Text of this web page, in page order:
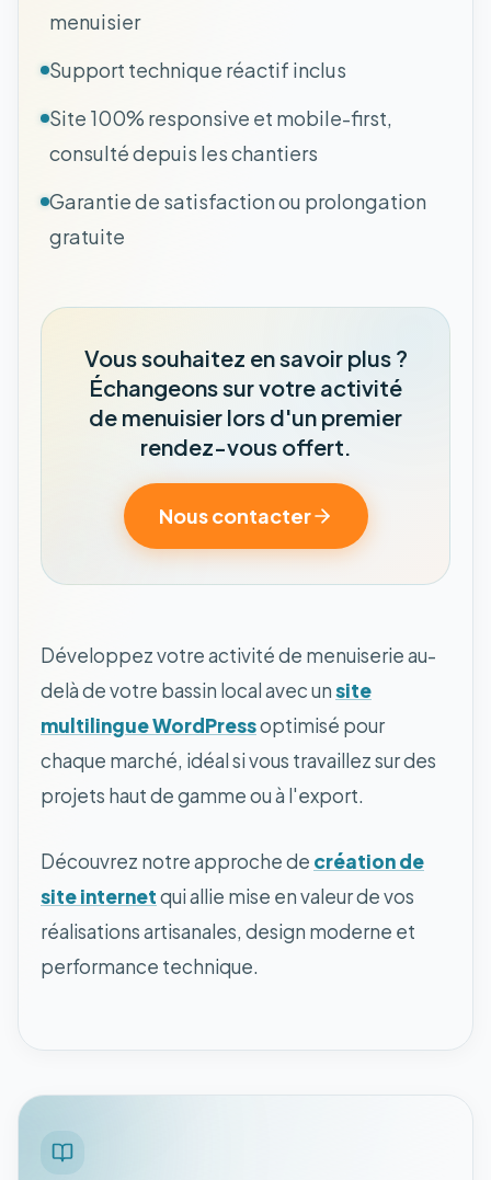
menuisier
Support technique réactif inclus
Site 100% responsive et mobile-first,
consulté depuis les chantiers
Garantie de satisfaction ou prolongation
gratuite
Vous souhaitez en savoir plus ?
Échangeons sur votre activité
de menuisier lors d'un premier
rendez-vous offert.
Nous contacter
Développez votre activité de menuiserie au-
delà de votre bassin local avec unsite
multilingue WordPressoptimisé pour
chaque marché, idéal si vous travaillez sur des
projets haut de gamme ou à l'export.
Découvrez notre approche de création de
site internetqui allie mise en valeur de vos
réalisations artisanales, design moderne et
performance technique.